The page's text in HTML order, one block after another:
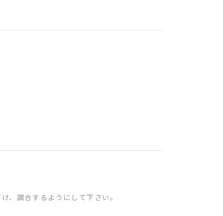
、調合するようにして下さい。